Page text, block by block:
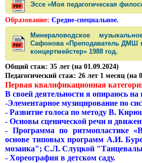
Эссе «Моя педагогическая
Образование: Средне-специальное.
Минераловодское
Сафонова «Преподаватель ДМШ
концертмейстер» 1988 год.
Общий стаж: 35 лет (на 01.09.2024)
Педагогический стаж: 26 лет 1 месяц (на
Первая квалификационная
В своей деятельности я опираюсь на
-Элементарное музицирование по
- Развитие голоса по методу В.
- Основы сценической речи и
- Программа по ритмопластике
основе типовых программ А.И.
мозаика"; С.Л. Слуцкой
- Хореография в детском саду.